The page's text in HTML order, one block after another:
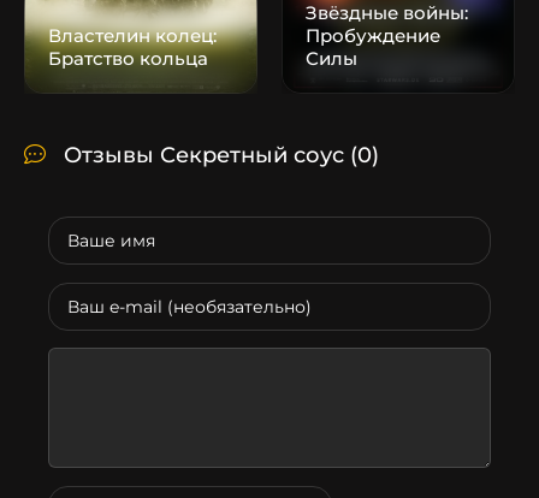
Властелин колец:
Братство кольца
Звёздные войны:
Пробуждение
Силы
Отзывы Секретный соус (0)